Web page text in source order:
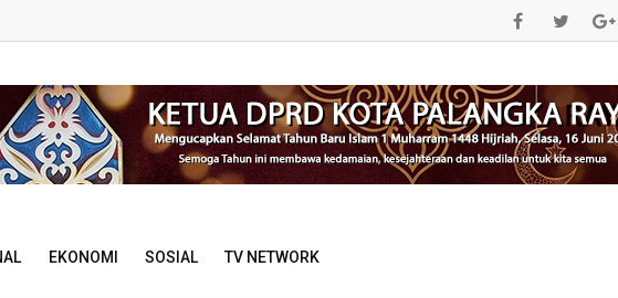
EKONOMI SOSIAL TV NETWORK